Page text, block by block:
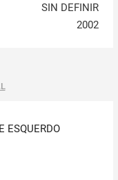
SIN DEFINIR
2002
ESQUERDO